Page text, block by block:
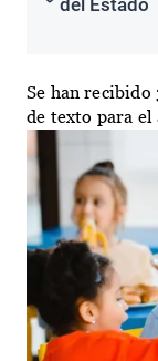
del Estado
Se han recibido
de texto para el